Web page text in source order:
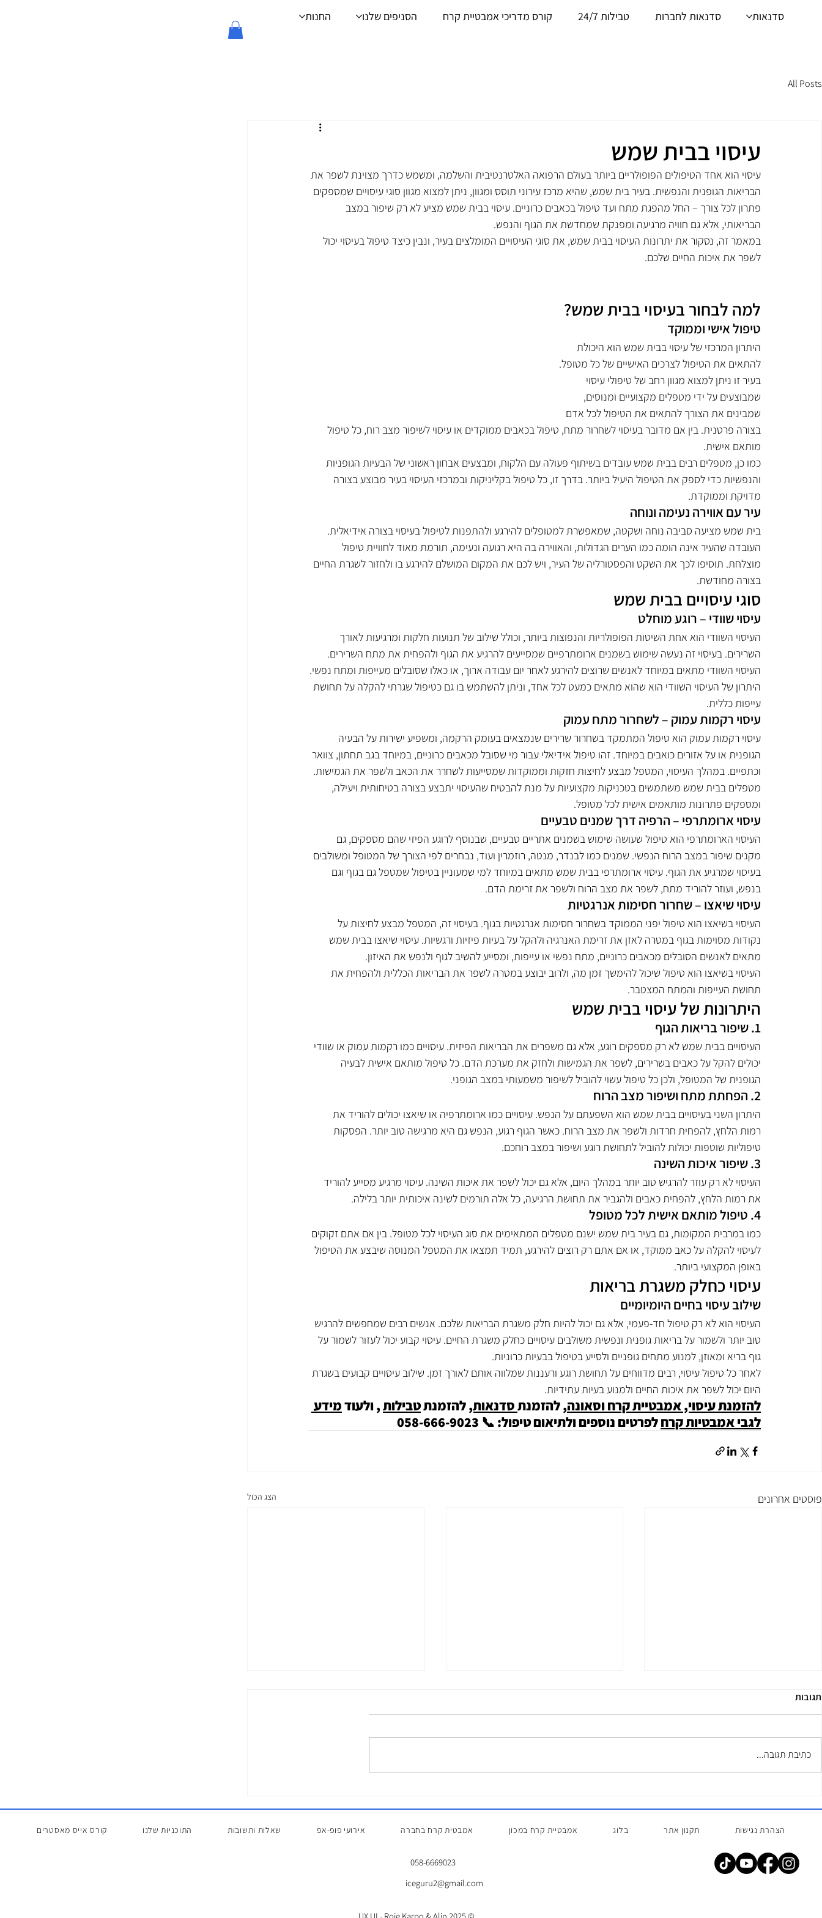
סדנאות סדנאות לחברות טבילות 24/7 קורס מדריכי אמבטיית קרח הסניפים שלנו החנות
All Posts
עיסוי בבית שמש
עיסוי הוא אחד הטיפולים הפופולריים ביותר בעולם הרפואה האלטרנטיבית והשלמה, ומשמש כדרך מצוינת לשפר את
הבריאות הגופנית והנפשית. בעיר בית שמש, שהיא מרכז עירוני תוסס ומגוון, ניתן למצוא מגוון סוגי עיסויים שמספקים
פתרון לכל צורך – החל מהפגת מתח ועד טיפול בכאבים כרוניים. עיסוי בבית שמש מציע לא רק שיפור במצב
הבריאותי, אלא גם חוויה מרגיעה ומפנקת שמחדשת את הגוף והנפש.
במאמר זה, נסקור את יתרונות העיסוי בבית שמש, את סוגי העיסויים המומלצים בעיר, ונבין כיצד טיפול בעיסוי יכול
לשפר את איכות החיים שלכם.
למה לבחור בעיסוי בבית שמש?
טיפול אישי וממוקד
היתרון המרכזי של עיסוי בבית שמש הוא היכולת
להתאים את הטיפול לצרכים האישיים של כל מטופל.
בעיר זו ניתן למצוא מגוון רחב של טיפולי עיסוי
שמבוצעים על ידי מטפלים מקצועיים ומנוסים,
שמבינים את הצורך להתאים את הטיפול לכל אדם
בצורה פרטנית. בין אם מדובר בעיסוי לשחרור מתח, טיפול בכאבים ממוקדים או עיסוי לשיפור מצב רוח, כל טיפול
מותאם אישית.
כמו כן, מטפלים רבים בבית שמש עובדים בשיתוף פעולה עם הלקוח, ומבצעים אבחון ראשוני של הבעיות הגופניות
והנפשיות כדי לספק את הטיפול היעיל ביותר. בדרך זו, כל טיפול בקליניקות ובמרכזי העיסוי בעיר מבוצע בצורה
מדויקת וממוקדת.
עיר עם אווירה נעימה ונוחה
בית שמש מציעה סביבה נוחה ושקטה, שמאפשרת למטופלים להירגע ולהתפנות לטיפול בעיסוי בצורה אידיאלית.
העובדה שהעיר אינה הומה כמו הערים הגדולות, והאווירה בה היא רגועה ונעימה, תורמת מאוד לחוויית טיפול
מוצלחת. תוסיפו לכך את השקט והפסטורליה של העיר, ויש לכם את המקום המושלם להירגע בו ולחזור לשגרת החיים
בצורה מחודשת.
סוגי עיסויים בבית שמש
עיסוי שוודי – רוגע מוחלט
העיסוי השוודי הוא אחת השיטות הפופולריות והנפוצות ביותר, וכולל שילוב של תנועות חלקות ומרגיעות לאורך
השרירים. בעיסוי זה נעשה שימוש בשמנים ארומתרפיים שמסייעים להרגיע את הגוף ולהפחית את מתח השרירים.
העיסוי השוודי מתאים במיוחד לאנשים שרוצים להירגע לאחר יום עבודה ארוך, או כאלו שסובלים מעייפות ומתח נפשי.
היתרון של העיסוי השוודי הוא שהוא מתאים כמעט לכל אחד, וניתן להשתמש בו גם כטיפול שגרתי להקלה על תחושת
עייפות כללית.
עיסוי רקמות עמוק – לשחרור מתח עמוק
עיסוי רקמות עמוק הוא טיפול המתמקד בשחרור שרירים שנמצאים בעומק הרקמה, ומשפיע ישירות על הבעיה
הגופנית או על אזורים כואבים במיוחד. זהו טיפול אידיאלי עבור מי שסובל מכאבים כרוניים, במיוחד בגב תחתון, צוואר
וכתפיים. במהלך העיסוי, המטפל מבצע לחיצות חזקות וממוקדות שמסייעות לשחרר את הכאב ולשפר את הגמישות.
מטפלים בבית שמש משתמשים בטכניקות מקצועיות על מנת להבטיח שהעיסוי יתבצע בצורה בטיחותית ויעילה,
ומספקים פתרונות מותאמים אישית לכל מטופל.
עיסוי ארומתרפי – הרפיה דרך שמנים טבעיים
העיסוי הארומתרפי הוא טיפול שעושה שימוש בשמנים אתריים טבעיים, שבנוסף לרוגע הפיזי שהם מספקים, גם
מקנים שיפור במצב הרוח הנפשי. שמנים כמו לבנדר, מנטה, רוזמרין ועוד, נבחרים לפי הצורך של המטופל ומשולבים
בעיסוי שמרגיע את הגוף. עיסוי ארומתרפי בבית שמש מתאים במיוחד למי שמעוניין בטיפול שמטפל גם בגוף וגם
בנפש, ועוזר להוריד מתח, לשפר את מצב הרוח ולשפר את זרימת הדם.
עיסוי שיאצו – שחרור חסימות אנרגטיות
העיסוי בשיאצו הוא טיפול יפני הממוקד בשחרור חסימות אנרגטיות בגוף. בעיסוי זה, המטפל מבצע לחיצות על
נקודות מסוימות בגוף במטרה לאזן את זרימת האנרגיה ולהקל על בעיות פיזיות ורגשיות. עיסוי שיאצו בבית שמש
מתאים לאנשים הסובלים מכאבים כרוניים, מתח נפשי או עייפות, ומסייע להשיב לגוף ולנפש את האיזון.
העיסוי בשיאצו הוא טיפול שיכול להימשך זמן מה, ולרוב יבוצע במטרה לשפר את הבריאות הכללית ולהפחית את
תחושת העייפות והמתח המצטבר.
היתרונות של עיסוי בבית שמש
1. שיפור בריאות הגוף
העיסויים בבית שמש לא רק מספקים רוגע, אלא גם משפרים את הבריאות הפיזית. עיסויים כמו רקמות עמוק או שוודי
יכולים להקל על כאבים בשרירים, לשפר את הגמישות ולחזק את מערכת הדם. כל טיפול מותאם אישית לבעיה
הגופנית של המטופל, ולכן כל טיפול עשוי להוביל לשיפור משמעותי במצב הגופני.
2. הפחתת מתח ושיפור מצב הרוח
היתרון השני בעיסויים בבית שמש הוא השפעתם על הנפש. עיסויים כמו ארומתרפיה או שיאצו יכולים להוריד את
רמות הלחץ, להפחית חרדות ולשפר את מצב הרוח. כאשר הגוף רגוע, הנפש גם היא מרגישה טוב יותר. הפסקות
טיפוליות שוטפות יכולות להוביל לתחושת רוגע ושיפור במצב רוחכם.
3. שיפור איכות השינה
העיסוי לא רק עוזר להרגיש טוב יותר במהלך היום, אלא גם יכול לשפר את איכות השינה. עיסוי מרגיע מסייע להוריד
את רמות הלחץ, להפחית כאבים ולהגביר את תחושת הרגיעה, כל אלה תורמים לשינה איכותית יותר בלילה.
4. טיפול מותאם אישית לכל מטופל
כמו במרבית המקומות, גם בעיר בית שמש ישנם מטפלים המתאימים את סוג העיסוי לכל מטופל. בין אם אתם זקוקים
לעיסוי להקלה על כאב ממוקד, או אם אתם רק רוצים להירגע, תמיד תמצאו את המטפל המנוסה שיבצע את הטיפול
באופן המקצועי ביותר.
עיסוי כחלק משגרת בריאות
שילוב עיסוי בחיים היומיומיים
העיסוי הוא לא רק טיפול חד-פעמי, אלא גם יכול להיות חלק משגרת הבריאות שלכם. אנשים רבים שמחפשים להרגיש
טוב יותר ולשמור על בריאות גופנית ונפשית משולבים עיסויים כחלק משגרת החיים. עיסוי קבוע יכול לעזור לשמור על
גוף בריא ומאוזן, למנוע מתחים גופניים ולסייע בטיפול בבעיות כרוניות.
לאחר כל טיפול עיסוי, רבים מדווחים על תחושת רוגע ורעננות שמלווה אותם לאורך זמן. שילוב עיסויים קבועים בשגרת
היום יכול לשפר את איכות החיים ולמנוע בעיות עתידיות.
להזמנת עיסוי, אמבטיית קרח וסאונה, להזמנת סדנאות, להזמנת טבילות , ולעוד מידע
לגבי אמבטיות קרח לפרטים נוספים ולתיאום טיפול: 📞 058-666-9023
פוסטים אחרונים הצג הכול
המושלם למדריכים ואירועים
תגובות
כתיבת תגובה...
קורס אייס מאסטרים התוכניות שלנו שאלות ותשובות אירועי פופ-אפ אמבטית קרח בחברה אמבטיית קרח במכון בלוג תקנון אתר הצהרת נגישות
iceguru2@gmail.com
058-6669023